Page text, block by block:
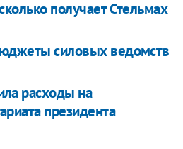
получает Стельмах
силовых ведомств
расходы на
президента